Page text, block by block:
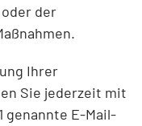
der
Ihrer
Sie jederzeit mit
genannte E-Mail-